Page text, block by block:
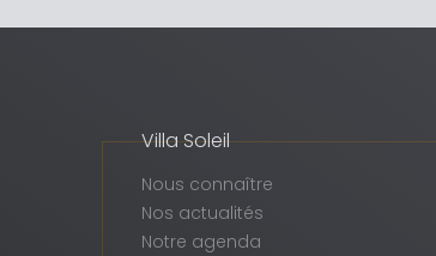
Villa Soleil
Nous connaître
Nos actualités
Notre agenda